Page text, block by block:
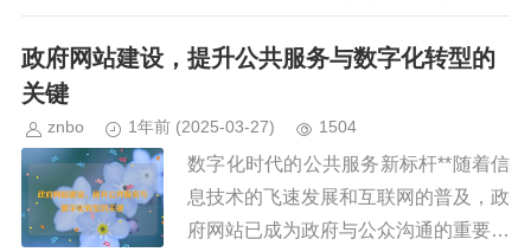
都需要一个可靠的基础设施来支撑其在
线业务，服务器托管（Server Hostin
政府网站建设，提升公共服务与数字化转型的
关键
znbo 1年前 (2025-03-27) 1504
数字化时代的公共服务新标杆**随着信
息技术的飞速发展和互联网的普及，政
府网站已成为政府与公众沟通的重要桥